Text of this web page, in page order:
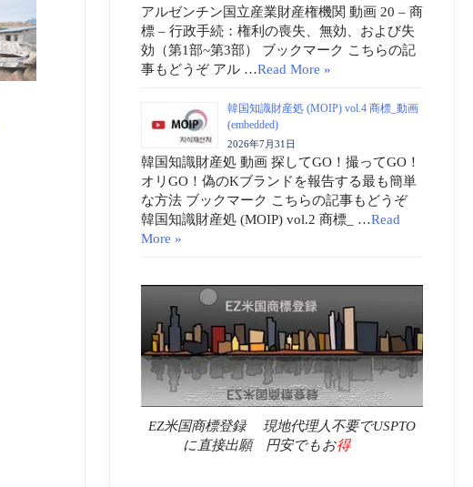
アルゼンチン国立産業財産権機関 動画 20 – 商
標 – 行政手続：権利の喪失、無効、および失
効（第1部~第3部） ブックマーク こちらの記
事もどうぞ アル …Read More »
韓国知識財産処 (MOIP) vol.4 商標_動画
(embedded)
2026年7月31日
韓国知識財産処 動画 探してGO！撮ってGO！
オリGO！偽のKブランドを報告する最も簡単
な方法 ブックマーク こちらの記事もどうぞ
韓国知識財産処 (MOIP) vol.2 商標_ …Read
More »
EZ米国商標登録 現地代理人不要でUSPTO
に直接出願 円安でもお得